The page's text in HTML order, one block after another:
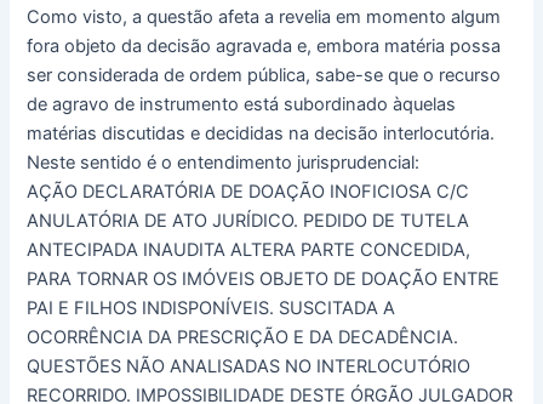
Como visto, a questão afeta a revelia em momento algum
fora objeto da decisão agravada e, embora matéria possa
ser considerada de ordem pública, sabe-se que o recurso
de agravo de instrumento está subordinado àquelas
matérias discutidas e decididas na decisão interlocutória.
Neste sentido é o entendimento jurisprudencial:
AÇÃO DECLARATÓRIA DE DOAÇÃO INOFICIOSA C/C
ANULATÓRIA DE ATO JURÍDICO. PEDIDO DE TUTELA
ANTECIPADA INAUDITA ALTERA PARTE CONCEDIDA,
PARA TORNAR OS IMÓVEIS OBJETO DE DOAÇÃO ENTRE
PAI E FILHOS INDISPONÍVEIS. SUSCITADA A
OCORRÊNCIA DA PRESCRIÇÃO E DA DECADÊNCIA.
QUESTÕES NÃO ANALISADAS NO INTERLOCUTÓRIO
RECORRIDO. IMPOSSIBILIDADE DESTE ÓRGÃO JULGADOR